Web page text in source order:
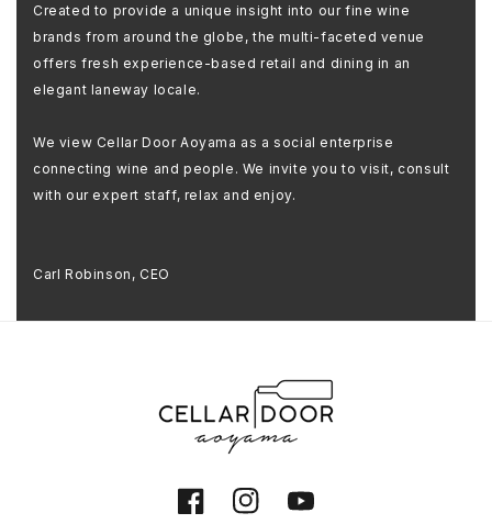
Created to provide a unique insight into our fine wine
brands from around the globe, the multi-faceted venue
offers fresh experience-based retail and dining in an
elegant laneway locale.
We view Cellar Door Aoyama as a social enterprise
connecting wine and people. We invite you to visit, consult
with our expert staff, relax and enjoy.
Carl Robinson, CEO
FacebookInstagramYouTube